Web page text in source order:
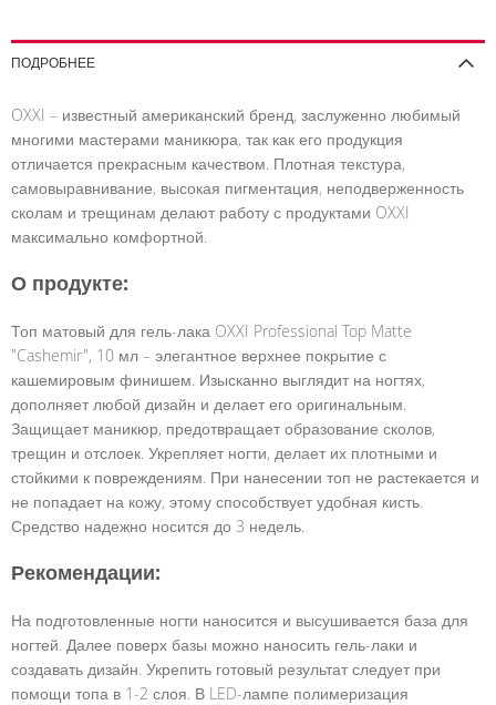
ПОДРОБНЕЕ
OXXI – известный американский бренд, заслуженно любимый
многими мастерами маникюра, так как его продукция
отличается прекрасным качеством. Плотная текстура,
самовыравнивание, высокая пигментация, неподверженность
сколам и трещинам делают работу с продуктами OXXI
максимально комфортной.
О продукте:
Топ матовый для гель-лака OXXI Professional Top Matte
"Cashemir", 10 мл – элегантное верхнее покрытие с
кашемировым финишем. Изысканно выглядит на ногтях,
дополняет любой дизайн и делает его оригинальным.
Защищает маникюр, предотвращает образование сколов,
трещин и отслоек. Укрепляет ногти, делает их плотными и
стойкими к повреждениям. При нанесении топ не растекается и
не попадает на кожу, этому способствует удобная кисть.
Средство надежно носится до 3 недель.
Рекомендации:
На подготовленные ногти наносится и высушивается база для
ногтей. Далее поверх базы можно наносить гель-лаки и
создавать дизайн. Укрепить готовый результат следует при
помощи топа в 1-2 слоя. В LED-лампе полимеризация